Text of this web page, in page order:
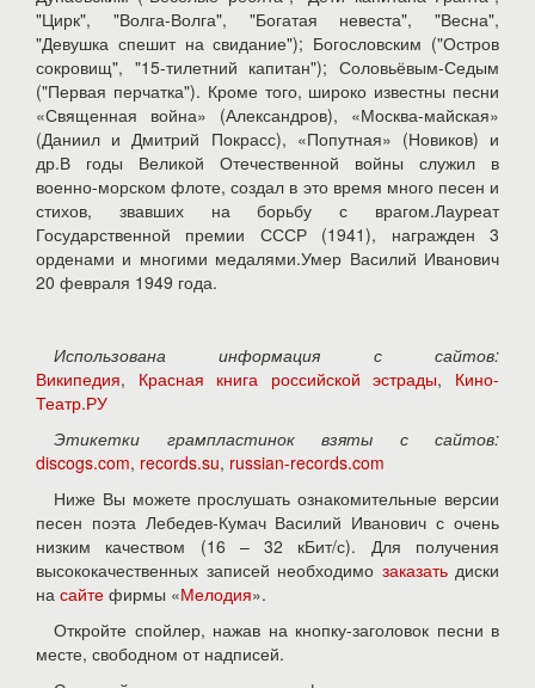
"Цирк", "Волга-Волга", "Богатая невеста", "Весна",
"Девушка спешит на свидание"); Богословским ("Остров
сокровищ", "15-тилетний капитан"); Соловьёвым-Седым
("Первая перчатка"). Кроме того, широко известны песни
«Священная война» (Александров), «Москва-майская»
(Даниил и Дмитрий Покрасс), «Попутная» (Новиков) и
др.В годы Великой Отечественной войны служил в
военно-морском флоте, создал в это время много песен и
стихов, звавших на борьбу с врагом.Лауреат
Государственной премии СССР (1941), награжден 3
орденами и многими медалями.Умер Василий Иванович
20 февраля 1949 года.
Использована информация с сайтов:
Википедия, Красная книга российской эстрады, Кино-
Театр.РУ
Этикетки грампластинок взяты с сайтов:
discogs.com, records.su, russian-records.com
Ниже Вы можете прослушать ознакомительные версии
песен поэта Лебедев-Кумач Василий Иванович с очень
низким качеством (16 – 32 кБит/с). Для получения
высококачественных записей необходимо заказатьдиски
на сайте фирмы «Мелодия».
Откройте спойлер, нажав на кнопку-заголовок песни в
месте, свободном от надписей.